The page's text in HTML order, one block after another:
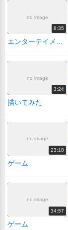
no image
8:35
エンターテイメント
no image
3:24
描いてみた
no image
23:18
ゲーム
no image
34:57
ゲーム